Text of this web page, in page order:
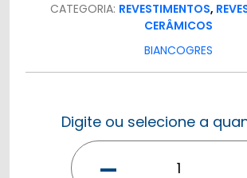
CATEGORIA: REVESTIMENTOS,
CERÂMICOS
BIANCOGRES
Digite ou selecione a